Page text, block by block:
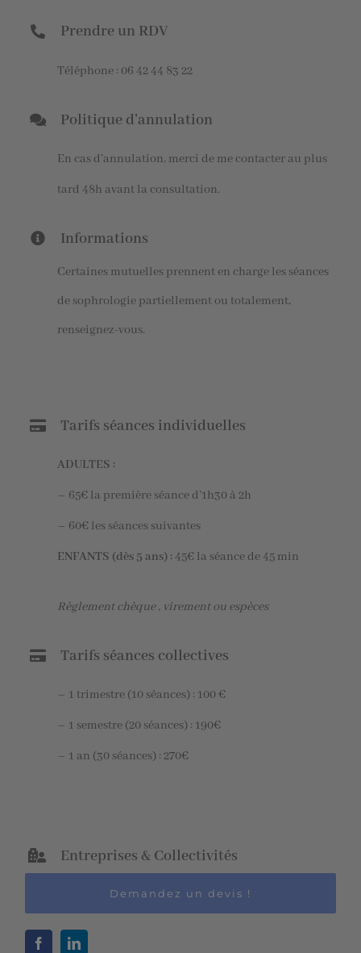
Prendre un RDV
Téléphone : 06 42 44 83 22
Politique d’annulation
En cas d’annulation, merci de me contacter au plus
tard 48h avant la consultation.
Informations
Certaines mutuelles prennent en charge les séances
de sophrologie partiellement ou totalement,
renseignez-vous.
Tarifs séances individuelles
ADULTES :
– 65€ la première séance d’1h30 à 2h
– 60€ les séances suivantes
ENFANTS (dès 5 ans) :45€ la séance de 45 min
Règlement chèque , virement ou espèces
Tarifs séances collectives
– 1 trimestre (10 séances) : 100 €
– 1 semestre (20 séances) : 190€
– 1 an (30 séances) : 270€
Entreprises & Collectivités
Demandez un devis !